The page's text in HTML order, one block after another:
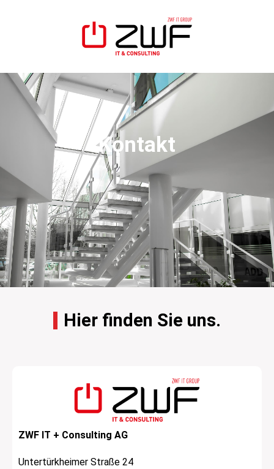
Kontakt
Hier finden Sie uns.
ZWF IT + Consulting AG
Untertürkheimer Straße 24